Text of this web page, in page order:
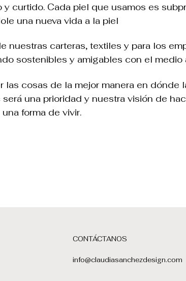
curtido. Cada piel que usamos es
una nueva vida a la piel
nuestras carteras, textiles y para los
sostenibles y amigables con el medio
las cosas de la mejor manera en
una prioridad y nuestra visión de
forma de vivir.
CONTÁCTANOS
info@claudiasanchezdesign.com